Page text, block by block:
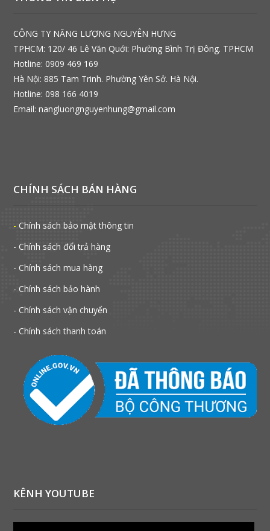
CÔNG TY NĂNG LƯỢNG NGUYÊN HƯNG
TPHCM: 120/ 46 Lê Văn Quới: Phường Bình Trị Đông. TPHCM
Hotline: 0909 469 169
Hà Nội: 885 Tam Trinh. Phường Yên Sở. Hà Nội.
Hotline: 098 166 4019
Email: nangluongnguyenhung@gmail.com
CHÍNH SÁCH BÁN HÀNG
- Chính sách bảo mật thông tin
- Chính sách đổi trả hàng
- Chính sách mua hàng
- Chính sách bảo hành
- Chính sách vận chuyển
- Chính sách thanh toán
KÊNH YOUTUBE